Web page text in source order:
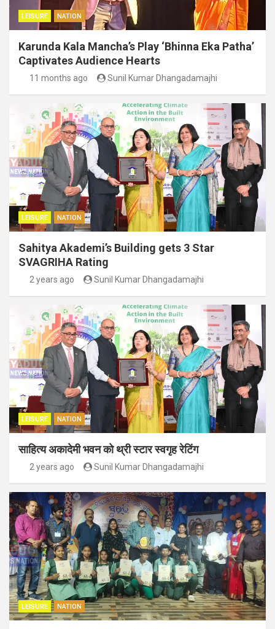
LEISURE NATION
Karunda Kala Mancha’s Play ‘Bhinna Eka Patha’
Captivates Audience Hearts
11 months ago Sunil Kumar Dhangadamajhi
LEISURE NATION
Sahitya Akademi’s Building gets 3 Star
SVAGRIHA Rating
2 years ago Sunil Kumar Dhangadamajhi
LEISURE NATION
साहित्य अकादेमी भवन को थ्री स्टार स्वगृह रेटिंग
2 years ago Sunil Kumar Dhangadamajhi
LEISURE NATION